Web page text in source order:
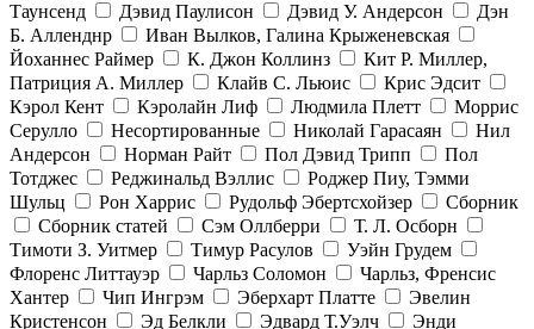
Таунсенд
Дэвид Паулисон Дэвид У. Андерсон
Дэн
Б. Алленднр
Иван Вылков, Галина Крыженевская
Йоханнес Раймер
К. Джон Коллинз
Кит Р. Миллер,
Патриция А. Миллер
Клайв С. Льюис
Крис Эдсит
Кэрол Кент
Кэролайн Лиф Людмила Плетт
Моррис
Серулло
Несортированные Николай Гарасаян
Нил
Андерсон
Норман Райт Пол Дэвид Трипп
Пол
Тотджес
Реджинальд Вэллис
Роджер Пиу, Тэмми
Шульц
Рон Харрис Рудольф Эбертсхойзер
Сборник
Сборник статей
Сэм Оллберри
Т. Л. Осборн
Тимоти З. Уитмер
Тимур Расулов
Уэйн Грудем
Флоренс Литтауэр
Чарльз Соломон
Чарльз, Френсис
Хантер
Чип Ингрэм Эберхарт Платте
Эвелин
Кристенсон
Эд Белкли Эдвард Т.Уэлч
Энди